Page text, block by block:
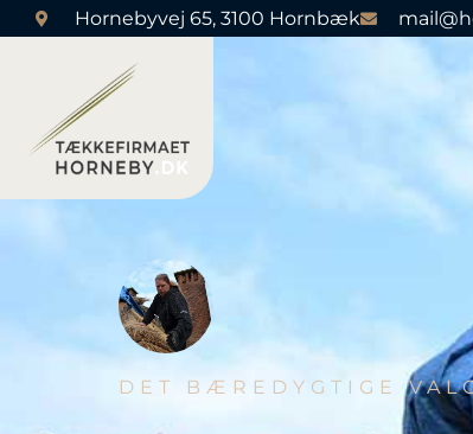
Hornebyvej 65, 3100 Hornbæk
DET BÆREDYGTIGE